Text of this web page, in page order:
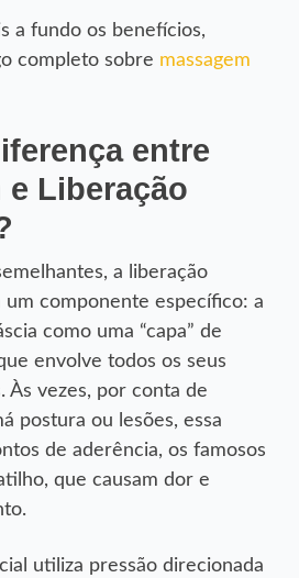
a fundo os benefícios,
completo sobre massagem
entre
e Liberação
a liberação
um componente específico: a
como uma “capa” de
envolve todos os seus
Às vezes, por conta de
postura ou lesões, essa
de aderência, os famosos
que causam dor e
utiliza pressão direcionada